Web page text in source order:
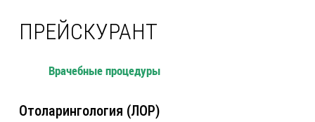
ПРЕЙСКУРАНТ
Врачебные процедуры
Отоларингология (ЛОР)